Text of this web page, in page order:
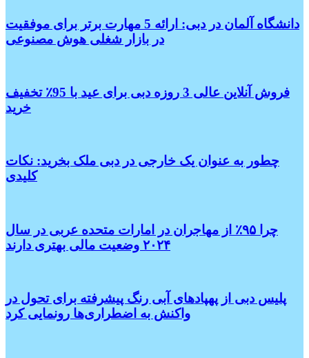
دانشگاه آلمان در دبی: ارائه 5 مهارت برتر برای موفقیت
در بازار شغلی هوش مصنوعی
فروش آنلاین عالی 3 روزه دبی برای عید با 95٪ تخفیف
خرید
چطور به عنوان یک خارجی در دبی ملک بخرید: نکات
کلیدی
چرا ۹۵٪ از مهاجران در امارات متحده عربی در سال
۲۰۲۴ وضعیت مالی بهتری دارند
پلیس دبی از پهپادهای آبی رنگ پیشرفته برای تحول در
واکنش به اضطراری‌ها رونمایی کرد